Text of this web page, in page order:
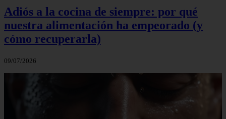
Adiós a la cocina de siempre: por qué
nuestra alimentación ha empeorado (y
cómo recuperarla)
09/07/2026